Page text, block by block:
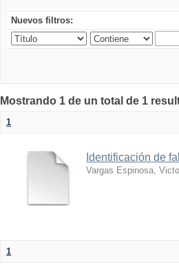
Nuevos filtros:
Mostrando 1 de un total de 1
1
Identificación de
Vargas Espinosa,
1